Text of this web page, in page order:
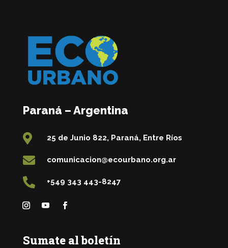
Paraná – Argentina
 25 de Junio 822, Paraná, Entre Ríos
 comunicacion@ecourbano.org.ar
 +549 343 443-8247
Sumate al boletín